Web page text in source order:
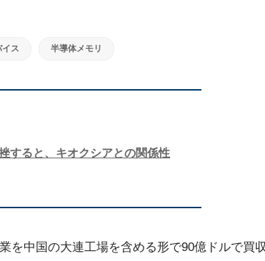
ス 半導体メモリ
すると、キオクシアとの関係性
を中国の大連工場を含める形で90億ドルで買収